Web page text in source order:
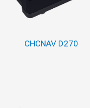
CHCNAV D270